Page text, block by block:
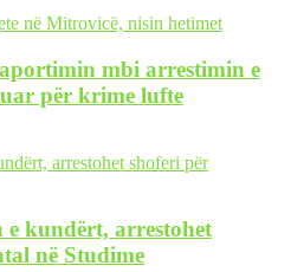
mbi arrestimin e
për krime lufte
kundërt, arrestohet
në Studime